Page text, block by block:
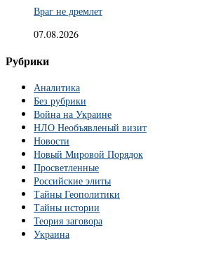
Враг не дремлет
07.08.2026
Рубрики
Аналитика
Без рубрики
Война на Украине
НЛО Необъявленый визит
Новости
Новый Мировой Порядок
Просветленные
Российские элиты
Тайны Геополитики
Тайны истории
Теория заговора
Украина